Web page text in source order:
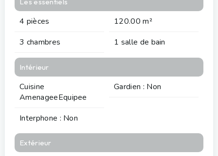
4 pièces
120.00 m²
3 chambres
1 salle de bain
Intérieur
Cuisine
AmenageeEquipee
Gardien : Non
Interphone : Non
Extérieur